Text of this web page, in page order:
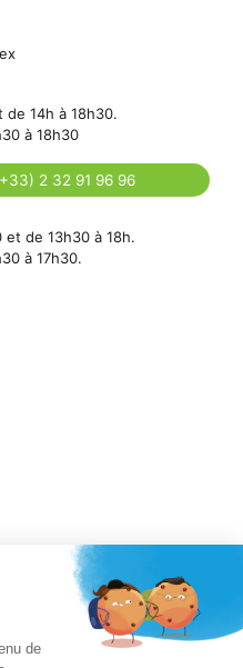
14h à 18h30.
à 18h30
2 32 91 96 96
de 13h30 à 18h.
à 17h30.